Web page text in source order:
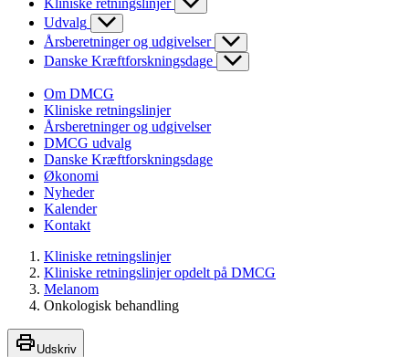
Udvalg
Årsberetninger og udgivelser
Danske Kræftforskningsdage
Om DMCG
Kliniske retningslinjer
Årsberetninger og udgivelser
DMCG udvalg
Danske Kræftforskningsdage
Økonomi
Nyheder
Kalender
Kontakt
Kliniske retningslinjer
Kliniske retningslinjer opdelt på DMCG
Melanom
Onkologisk behandling
Udskriv